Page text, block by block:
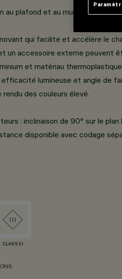
au plafond et au mur.
qui facilite et accélère le
un accessoire externe peuvent
et matériau
lumineuse et angle de
des couleurs élevé.
: inclinaison de 90° sur le
disponible avec codage
CLASS III